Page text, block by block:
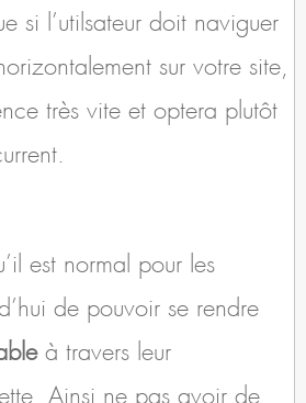
si l’utilsateur doit naviguer
sur votre site,
très vite et optera plutôt
est normal pour les
de pouvoir se rendre
à travers leur
Ainsi ne pas avoir de